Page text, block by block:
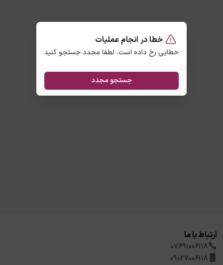
خطا در انجام عملیات
خطایی رخ داده است. لطفا مجدد جستجو کنید
جستجو مجدد
ارتباط با ما
07691006118
09027006118